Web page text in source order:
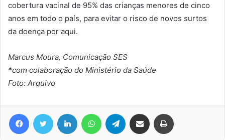
cobertura vacinal de 95% das crianças menores de cinco
anos em todo o país, para evitar o risco de novos surtos
da doença por aqui.
Marcus Moura, Comunicação SES
*com colaboração do Ministério da Saúde
Foto: Arquivo
FacebookTwitter Linkedin WhatsAppTelegram Compartilhar via e-mail